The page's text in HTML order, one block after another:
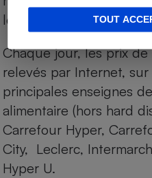
TOUT
leurs équivalents chez
Chaque jour, les prix
relevés par Internet, sur
principales enseignes
alimentaire (hors hard
Carrefour Hyper,
City, Leclerc,
Hyper U.